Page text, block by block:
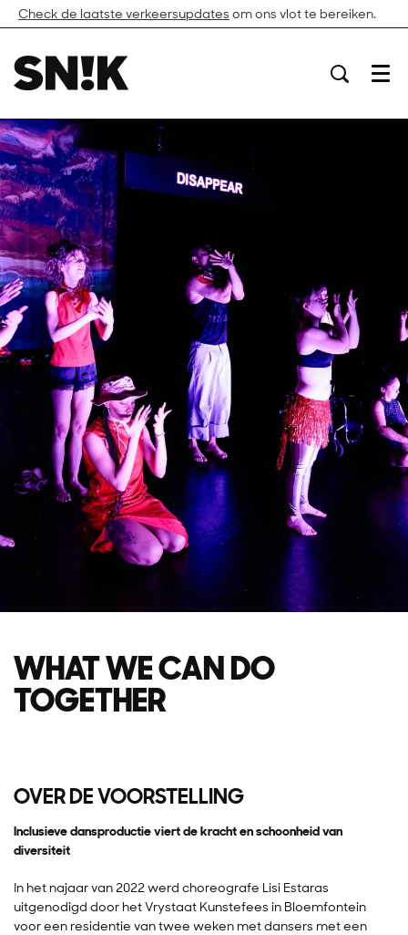
Check de laatste verkeersupdates om ons vlot te bereiken.
Menu
WHAT WE CAN DO
TOGETHER
OVER DE VOORSTELLING
Inclusieve dansproductie viert de kracht en schoonheid van
diversiteit
In het najaar van 2022 werd choreografe Lisi Estaras
uitgenodigd door het Vrystaat Kunstefees in Bloemfontein
voor een residentie van twee weken met dansers met een